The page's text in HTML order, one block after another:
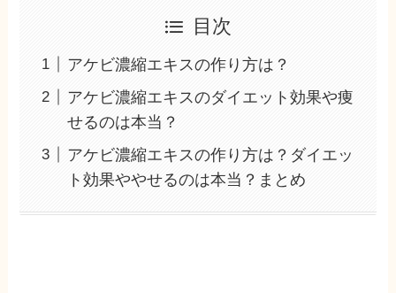
目次
アケビ濃縮エキスの作り方は？
アケビ濃縮エキスのダイエット効果や痩
せるのは本当？
アケビ濃縮エキスの作り方は？ダイエッ
ト効果ややせるのは本当？まとめ